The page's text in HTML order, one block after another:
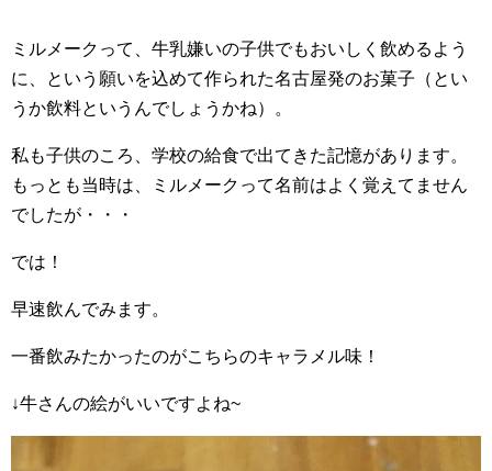
ミルメークって、牛乳嫌いの子供でもおいしく飲めるよう
に、という願いを込めて作られた名古屋発のお菓子（とい
うか飲料というんでしょうかね）。
私も子供のころ、学校の給食で出てきた記憶があります。
もっとも当時は、ミルメークって名前はよく覚えてません
でしたが・・・
では！
早速飲んでみます。
一番飲みたかったのがこちらのキャラメル味！
↓牛さんの絵がいいですよね~